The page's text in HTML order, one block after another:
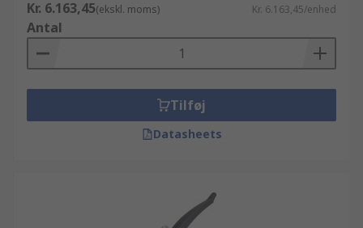
Kr. 6.163,45(ekskl. moms) Kr. 6.163,45/enhed
Antal
Tilføj
Datasheets